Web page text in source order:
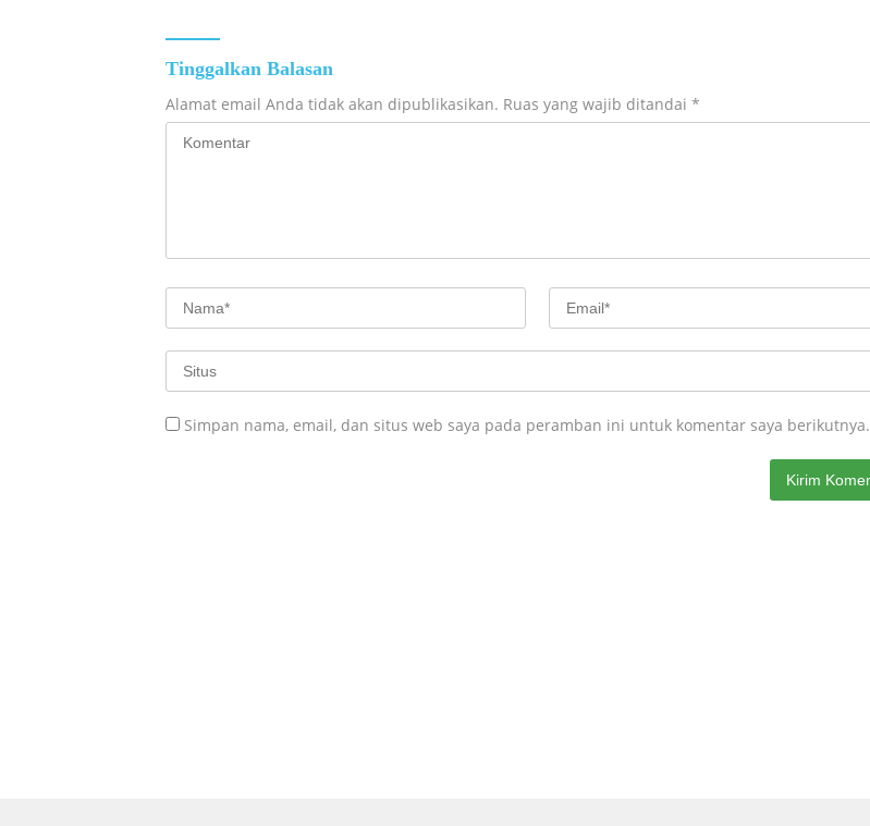
Tinggalkan Balasan
Alamat email Anda tidak akan dipublikasikan. Ruas yang wajib ditandai *
Simpan nama, email, dan situs web saya pada peramban ini untuk komentar saya berikutnya.